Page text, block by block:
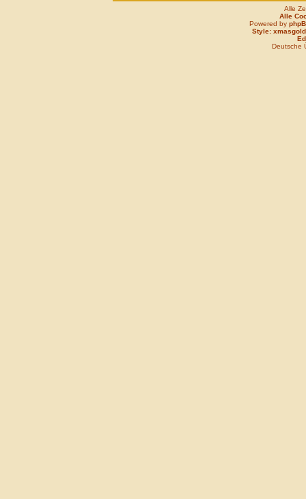
Alle
Alle
Powered by
Style: xmasgold
Deutsche